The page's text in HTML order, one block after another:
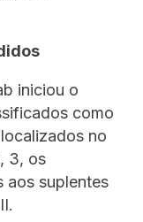
iniciou o
como
no
3, os
aos suplentes